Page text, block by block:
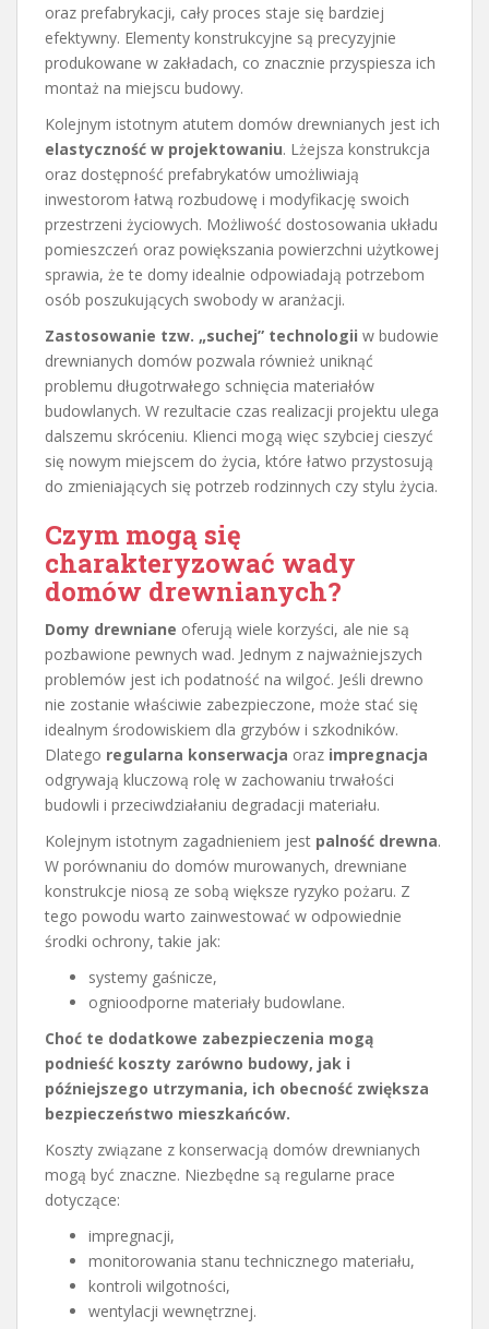
oraz prefabrykacji, cały proces staje się bardziej
efektywny. Elementy konstrukcyjne są precyzyjnie
produkowane w zakładach, co znacznie przyspiesza ich
montaż na miejscu budowy.
Kolejnym istotnym atutem domów drewnianych jest ich
elastyczność w projektowaniu. Lżejsza konstrukcja
oraz dostępność prefabrykatów umożliwiają
inwestorom łatwą rozbudowę i modyfikację swoich
przestrzeni życiowych. Możliwość dostosowania układu
pomieszczeń oraz powiększania powierzchni użytkowej
sprawia, że te domy idealnie odpowiadają potrzebom
osób poszukujących swobody w aranżacji.
Zastosowanie tzw. „suchej” technologii w budowie
drewnianych domów pozwala również uniknąć
problemu długotrwałego schnięcia materiałów
budowlanych. W rezultacie czas realizacji projektu ulega
dalszemu skróceniu. Klienci mogą więc szybciej cieszyć
się nowym miejscem do życia, które łatwo przystosują
do zmieniających się potrzeb rodzinnych czy stylu życia.
Czym mogą się
charakteryzować wady
domów drewnianych?
Domy drewniane oferują wiele korzyści, ale nie są
pozbawione pewnych wad. Jednym z najważniejszych
problemów jest ich podatność na wilgoć. Jeśli drewno
nie zostanie właściwie zabezpieczone, może stać się
idealnym środowiskiem dla grzybów i szkodników.
Dlatego regularna konserwacja oraz impregnacja
odgrywają kluczową rolę w zachowaniu trwałości
budowli i przeciwdziałaniu degradacji materiału.
Kolejnym istotnym zagadnieniem jest palność drewna.
W porównaniu do domów murowanych, drewniane
konstrukcje niosą ze sobą większe ryzyko pożaru. Z
tego powodu warto zainwestować w odpowiednie
środki ochrony, takie jak:
systemy gaśnicze,
ognioodporne materiały budowlane.
Choć te dodatkowe zabezpieczenia mogą
podnieść koszty zarówno budowy, jak i
późniejszego utrzymania, ich obecność zwiększa
bezpieczeństwo mieszkańców.
Koszty związane z konserwacją domów drewnianych
mogą być znaczne. Niezbędne są regularne prace
dotyczące:
impregnacji,
monitorowania stanu technicznego materiału,
kontroli wilgotności,
wentylacji wewnętrznej.